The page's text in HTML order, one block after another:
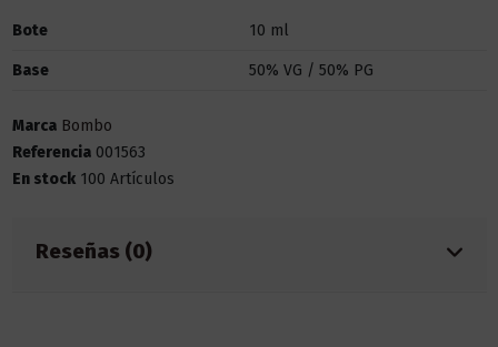
Bote 10 ml
Base 50% VG / 50% PG
Marca Bombo
Referencia 001563
En stock 100 Artículos
Reseñas (0)